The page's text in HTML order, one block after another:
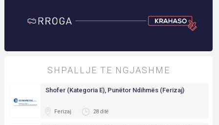
SHPALLJE TE NGJASHME
Shofer (Kategoria E), Punëtor Ndihmës (Ferizaj)
Ferizaj 28 ditë